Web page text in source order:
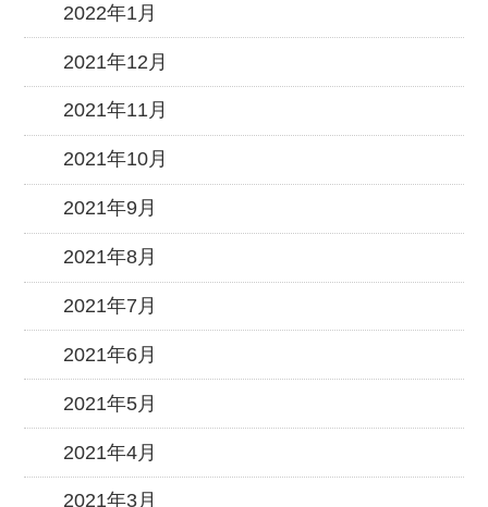
2022年1月
2021年12月
2021年11月
2021年10月
2021年9月
2021年8月
2021年7月
2021年6月
2021年5月
2021年4月
2021年3月